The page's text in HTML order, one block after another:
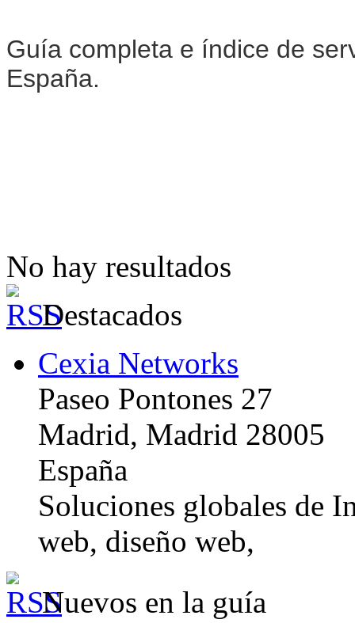
Guía completa e índice de
España.
No hay resultados
Destacados
Cexia Networks
Paseo Pontones 27
Madrid, Madrid 28005
España
Soluciones globales de
web, diseño web,
Nuevos en la guía